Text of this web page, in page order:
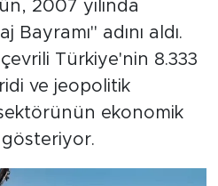
2007 yılında
Bayramı" adını aldı.
Türkiye'nin 8.333
ve jeopolitik
ekonomik